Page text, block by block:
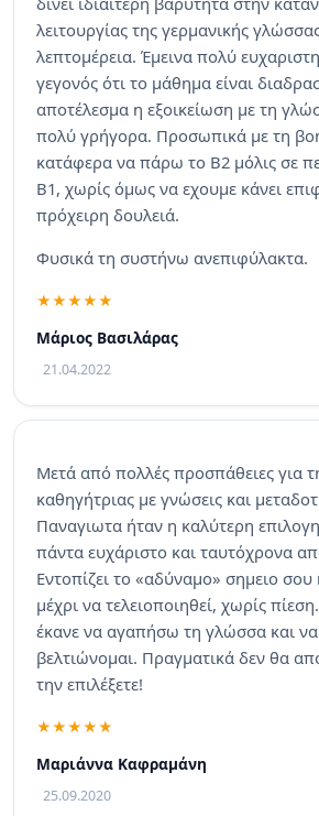
λειτουργίας της γερμανικής
λεπτομέρεια. Έμεινα πολύ
γεγονός ότι το μάθημα είναι
αποτέλεσμα η εξοικείωση με τη
πολύ γρήγορα. Προσωπικά με τη
κατάφερα να πάρω το B2 μόλις σε
B1, χωρίς όμως να εχουμε κάνει
πρόχειρη δουλειά.
Φυσικά τη συστήνω ανεπιφύλακτα.
Μάριος Βασιλάρας
21.04.2022
Μετά από πολλές προσπάθειες για
καθηγήτριας με γνώσεις και
Παναγιωτα ήταν η καλύτερη
πάντα ευχάριστο και ταυτόχρονα
Εντοπίζει το «αδύναμο» σημειο σου
μέχρι να τελειοποιηθεί, χωρίς
έκανε να αγαπήσω τη γλώσσα και
βελτιώνομαι. Πραγματικά δεν θα
την επιλέξετε!
Μαριάννα Καφραμάνη
25.09.2020